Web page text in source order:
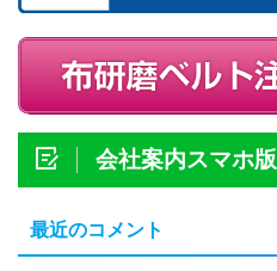
会社案内スマホ版
最近のコメント